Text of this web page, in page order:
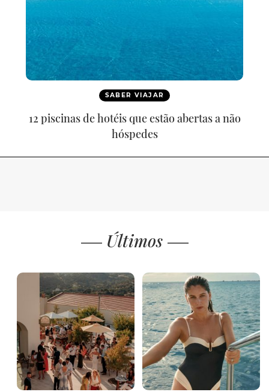
SABER VIAJAR
12 piscinas de hotéis que estão abertas a não
hóspedes
Últimos